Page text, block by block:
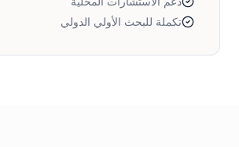
تكملة للبحث الأولي الدولي